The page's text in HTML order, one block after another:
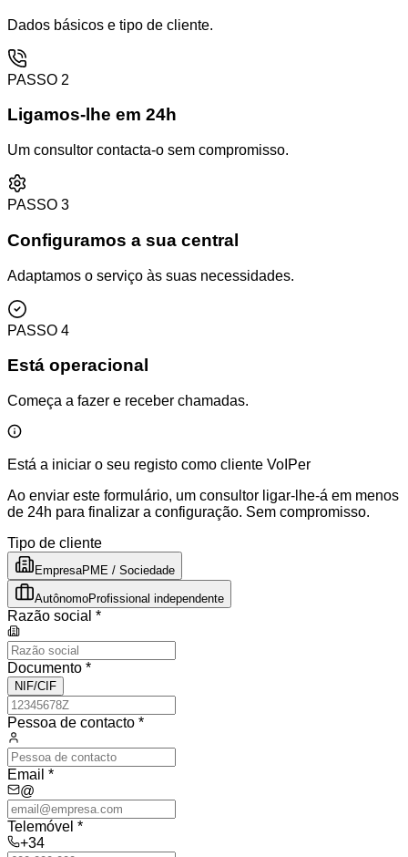
Dados básicos e tipo de cliente.
PASSO 2
Ligamos-lhe em 24h
Um consultor contacta-o sem compromisso.
PASSO 3
Configuramos a sua central
Adaptamos o serviço às suas necessidades.
PASSO 4
Está operacional
Começa a fazer e receber chamadas.
Está a iniciar o seu registo como cliente VoIPer
Ao enviar este formulário, um consultor ligar-lhe-á em menos
de 24h para finalizar a configuração. Sem compromisso.
Tipo de cliente
EmpresaPME / Sociedade
AutônomoProfissional independente
Razão social *
Documento *
NIF/CIF
Pessoa de contacto *
Email *
@
Telemóvel *
+34